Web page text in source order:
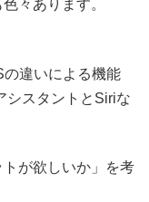
々あります。
違いによる機能
シスタントとSiriな
が欲しいか」を考